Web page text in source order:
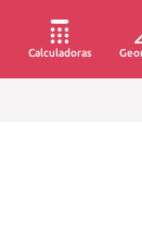
Calculadoras